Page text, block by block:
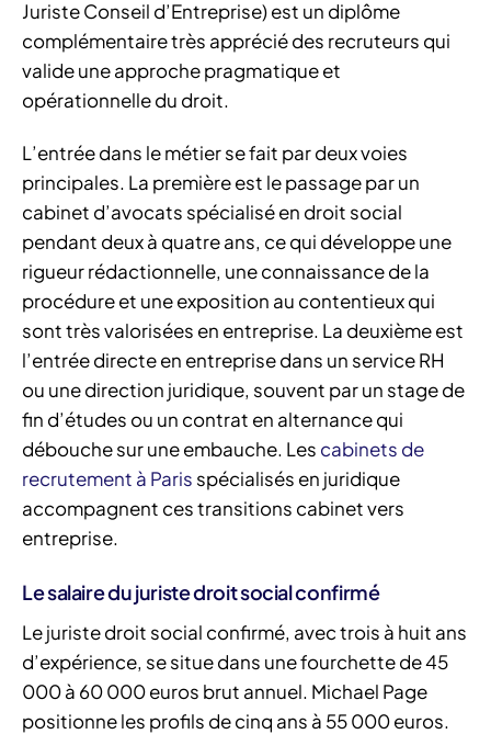
Juriste Conseil d’Entreprise) est un diplôme
complémentaire très apprécié des recruteurs qui
valide une approche pragmatique et
opérationnelle du droit.
L’entrée dans le métier se fait par deux voies
principales. La première est le passage par un
cabinet d’avocats spécialisé en droit social
pendant deux à quatre ans, ce qui développe une
rigueur rédactionnelle, une connaissance de la
procédure et une exposition au contentieux qui
sont très valorisées en entreprise. La deuxième est
l’entrée directe en entreprise dans un service RH
ou une direction juridique, souvent par un stage de
fin d’études ou un contrat en alternance qui
débouche sur une embauche. Les cabinets de
recrutement à Paris spécialisés en juridique
accompagnent ces transitions cabinet vers
entreprise.
Le salaire du juriste droit social confirmé
Le juriste droit social confirmé, avec trois à huit ans
d’expérience, se situe dans une fourchette de 45
000 à 60 000 euros brut annuel. Michael Page
positionne les profils de cinq ans à 55 000 euros.